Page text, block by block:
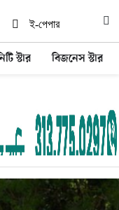
ই-পেপার
স্টার বিজনেস স্টার